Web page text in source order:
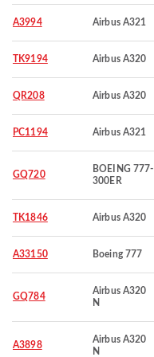
A3994 Airbus A321
TK9194 Airbus A320
QR208 Airbus A320
PC1194 Airbus A321
GQ720
BOEING 777-
300ER
TK1846 Airbus A320
A33150 Boeing 777
GQ784
Airbus A320
N
A3898
Airbus A320
N